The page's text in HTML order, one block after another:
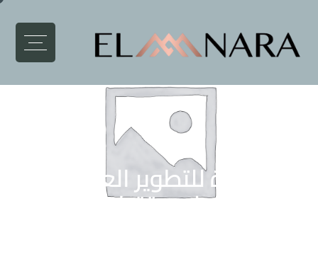
المنارة للتطوير العقاري،
اختيارك لمستقبل اقوي